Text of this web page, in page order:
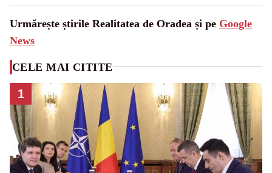
Urmărește știrile Realitatea de Oradea și pe Google
News
CELE MAI CITITE
1